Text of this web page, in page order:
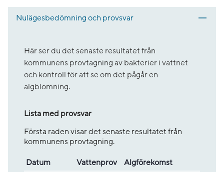
Nulägesbedömning och provsvar
Här ser du det senaste resultatet från
kommunens provtagning av bakterier i vattnet
och kontroll för att se om det pågår en
algblomning.
Lista med provsvar
Första raden visar det senaste resultatet från
kommunens provtagning.
Datum Vatten­prov
Alg­före­komst